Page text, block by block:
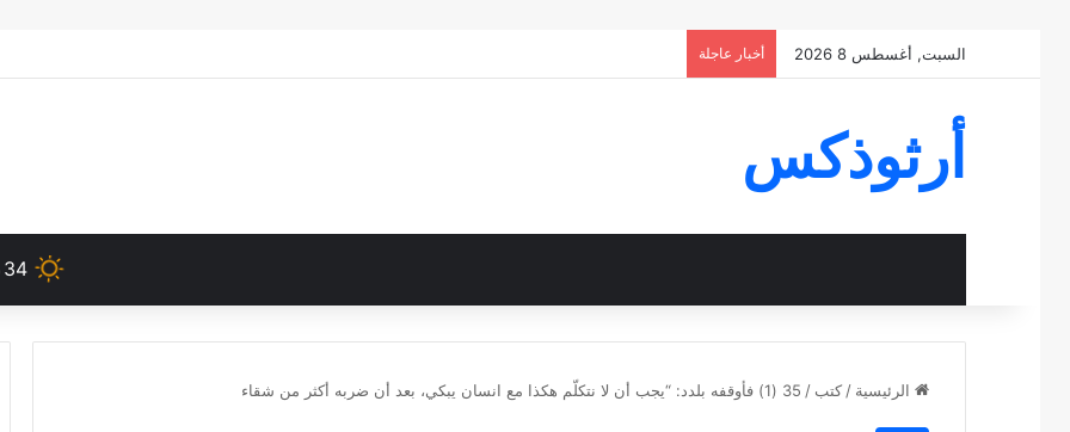
السبت, أغسطس 8 2026 أخبار عاجلة
أرثوذكس
34
الرئيسية / كتب / 35 (1) فأوقفه بلدد: “يجب أن لا نتكلّم هكذا مع انسان يبكي، بعد أن ضربه أكثر من شقاء